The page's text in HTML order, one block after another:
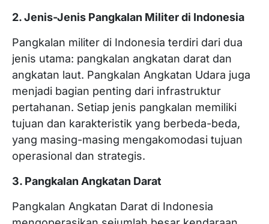
2. Jenis-Jenis Pangkalan Militer di Indonesia
Pangkalan militer di Indonesia terdiri dari dua
jenis utama: pangkalan angkatan darat dan
angkatan laut. Pangkalan Angkatan Udara juga
menjadi bagian penting dari infrastruktur
pertahanan. Setiap jenis pangkalan memiliki
tujuan dan karakteristik yang berbeda-beda,
yang masing-masing mengakomodasi tujuan
operasional dan strategis.
3. Pangkalan Angkatan Darat
Pangkalan Angkatan Darat di Indonesia